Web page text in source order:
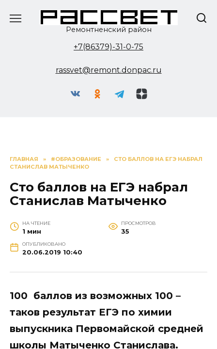
Ремонтненский район
+7(86379)-31-0-75
rassvet@remont.donpac.ru
ГЛАВНАЯ » #ОБРАЗОВАНИЕ »
СТО БАЛЛОВ НА ЕГЭ НАБРАЛ
СТАНИСЛАВ МАТЫЧЕНКО
Сто баллов на ЕГЭ набрал
Станислав Матыченко
НА ЧТЕНИЕ
1 мин
ПРОСМОТРОВ
35
ОПУБЛИКОВАНО
20.06.2019 10:40
100 баллов из возможных 100 –
таков результат ЕГЭ по химии
выпускника Первомайской средней
школы Матыченко Станислава.